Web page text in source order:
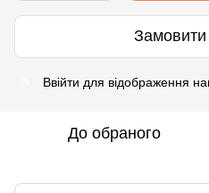
Ввійти для відображення
До обраного